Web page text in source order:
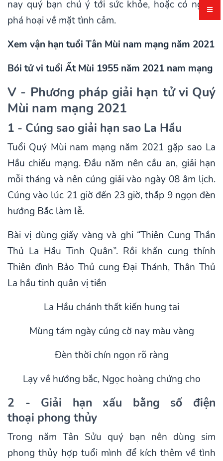
nay quý bạn chú ý tới sức khỏe, hoặc có người
phá hoại về mặt tình cảm.
Xem vận hạn tuổi Tân Mùi nam mạng năm 2021
Bói tử vi tuổi Ất Mùi 1955 năm 2021 nam mạng
V - Phương pháp giải hạn tử vi Quý
Mùi nam mạng 2021
1 - Cúng sao giải hạn sao La Hầu
Tuổi Quý Mùi nam mạng năm 2021 gặp sao La
Hầu chiếu mạng. Đầu năm nên cầu an, giải hạn
mỗi tháng và nên cúng giải vào ngày 08 âm lịch.
Cúng vào lúc 21 giờ đến 23 giờ, thắp 9 ngọn đèn
hướng Bắc làm lễ.
Bài vị dùng giấy vàng và ghi “Thiên Cung Thần
Thủ La Hầu Tinh Quân”. Rồi khấn cung thỉnh
Thiên đình Bảo Thủ cung Đại Thánh, Thân Thủ
La hầu tinh quân vị tiền
La Hầu chánh thất kiến hung tai
Mùng tám ngày cúng cờ nay màu vàng
Đèn thời chín ngọn rõ ràng
Lạy về hướng bắc, Ngọc hoàng chứng cho
2 - Giải hạn xấu bằng số điện
thoại phong thủy
Trong năm Tân Sửu quý bạn nên dùng sim
phong thủy hợp tuổi mình để kích thêm về tình